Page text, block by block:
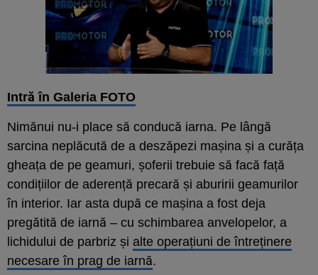
Intră în Galeria FOTO
Nimănui nu-i place să conducă iarna. Pe lângă
sarcina neplăcută de a deszăpezi mașina și a curăța
gheața de pe geamuri, șoferii trebuie să facă față
condițiilor de aderență precară și aburirii geamurilor
în interior. Iar asta după ce mașina a fost deja
pregătită de iarnă – cu schimbarea anvelopelor, a
lichidului de parbriz și alte operațiuni de întreținere
necesare în prag de iarnă.